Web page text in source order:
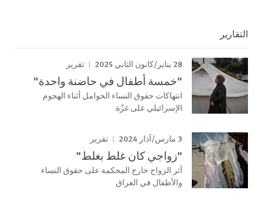
التقارير
28 يناير/كانون الثاني 2025 تقرير
"خمسة أطفال في حاضنة واحدة"
انتهاكات حقوق النساء الحوامل أثناء الهجوم
الإسرائيلي على غزّة
3 مارس/آذار 2024 تقرير
"زواجي كان غلط بغلط"
أثر الزواج خارج المحكمة على حقوق النساء
والأطفال في العراق